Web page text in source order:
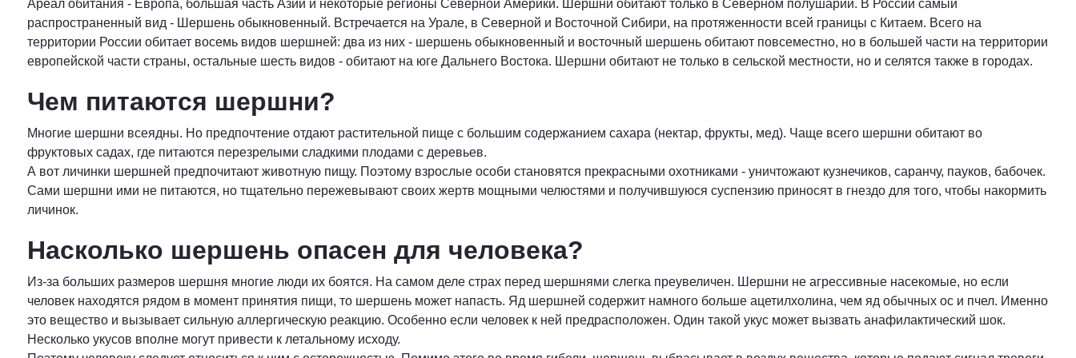
Ареал обитания - Европа, большая часть Азии и некоторые регионы Северной Америки. Шершни обитают только в Северном полушарии. В России самый
распространенный вид - Шершень обыкновенный. Встречается на Урале, в Северной и Восточной Сибири, на протяженности всей границы с Китаем. Всего на
территории России обитает восемь видов шершней: два из них - шершень обыкновенный и восточный шершень обитают повсеместно, но в большей части на территории
европейской части страны, остальные шесть видов - обитают на юге Дальнего Востока. Шершни обитают не только в сельской местности, но и селятся также в городах.
Чем питаются шершни?
Многие шершни всеядны. Но предпочтение отдают растительной пище с большим содержанием сахара (нектар, фрукты, мед). Чаще всего шершни обитают во
фруктовых садах, где питаются перезрелыми сладкими плодами с деревьев.
А вот личинки шершней предпочитают животную пищу. Поэтому взрослые особи становятся прекрасными охотниками - уничтожают кузнечиков, саранчу, пауков, бабочек.
Сами шершни ими не питаются, но тщательно пережевывают своих жертв мощными челюстями и получившуюся суспензию приносят в гнездо для того, чтобы накормить
личинок.
Насколько шершень опасен для человека?
Из-за больших размеров шершня многие люди их боятся. На самом деле страх перед шершнями слегка преувеличен. Шершни не агрессивные насекомые, но если
человек находятся рядом в момент принятия пищи, то шершень может напасть. Яд шершней содержит намного больше ацетилхолина, чем яд обычных ос и пчел. Именно
это вещество и вызывает сильную аллергическую реакцию. Особенно если человек к ней предрасположен. Один такой укус может вызвать анафилактический шок.
Несколько укусов вполне могут привести к летальному исходу.